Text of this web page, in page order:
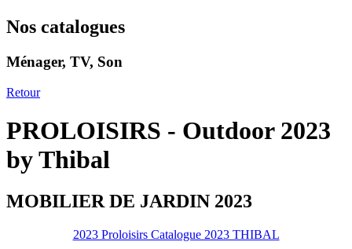
Nos catalogues
Ménager, TV, Son
Retour
PROLOISIRS - Outdoor 2023
by Thibal
MOBILIER DE JARDIN 2023
2023 Proloisirs Catalogue 2023 THIBAL